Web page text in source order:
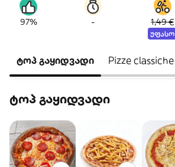
97% - 1,49 €
უფასო
ტოპ გაყიდვადი Pizze classiche
ტოპ გაყიდვადი